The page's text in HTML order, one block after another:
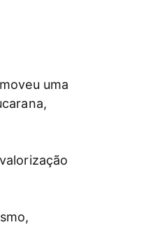
uma